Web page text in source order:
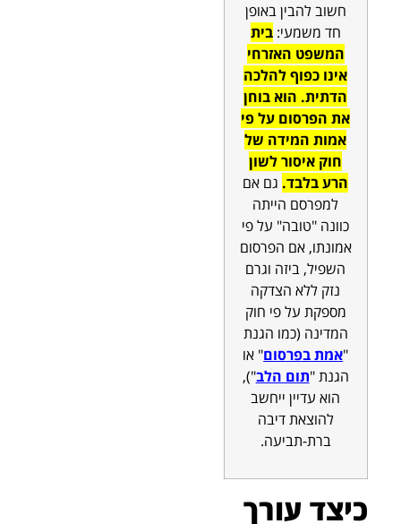
חשוב להבין באופן
חד משמעי:בית
המשפט האזרחי
אינו כפוף להלכה
הדתית. הוא בוחן
את הפרסום על פי
אמות המידה של
חוק איסור לשון
הרע בלבד. גם אם
למפרסם הייתה
כוונה "טובה" על פי
אמונתו, אם הפרסום
השפיל, ביזה וגרם
נזק ללא הצדקה
מספקת על פי חוק
המדינה (כמו הגנת
"אמת בפרסום" או
הגנת "תום הלב"),
הוא עדיין ייחשב
להוצאת דיבה
ברת-תביעה.
כיצד עורך